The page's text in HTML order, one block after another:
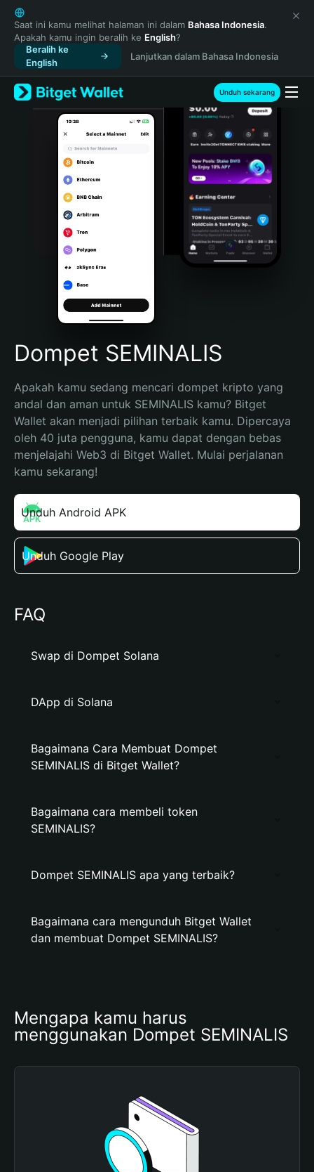
English
日本語
Tiếng Việt
Русский
Español (Latinoamérica)
Türkçe
Italiano
Português (Portugal)
Bahasa Indonesia
Português (Brasil)
Español (Argentina)
Saat ini kamu melihat halaman ini dalam Bahasa Indonesia.
Apakah kamu ingin beralih ke English?
Beralih ke
English
Lanjutkan dalam Bahasa Indonesia
Unduh sekarang
Dompet SEMINALIS
Apakah kamu sedang mencari dompet kripto yang
andal dan aman untuk SEMINALIS kamu? Bitget
Wallet akan menjadi pilihan terbaik kamu. Dipercaya
oleh 40 juta pengguna, kamu dapat dengan bebas
menjelajahi Web3 di Bitget Wallet. Mulai perjalanan
kamu sekarang!
Unduh Android APK
Unduh Google Play
FAQ
Swap di Dompet Solana
DApp di Solana
Bagaimana Cara Membuat Dompet
SEMINALIS di Bitget Wallet?
Bagaimana cara membeli token
SEMINALIS?
Dompet SEMINALIS apa yang terbaik?
Bagaimana cara mengunduh Bitget Wallet
dan membuat Dompet SEMINALIS?
Mengapa kamu harus
menggunakan Dompet SEMINALIS